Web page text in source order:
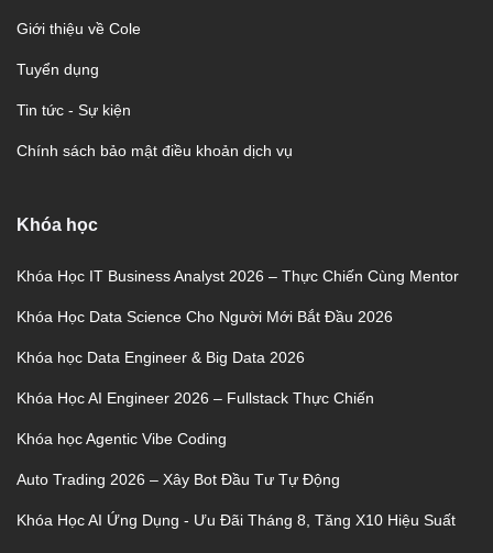
Giới thiệu về Cole
Tuyển dụng
Tin tức - Sự kiện
Chính sách bảo mật điều khoản dịch vụ
Khóa học
Khóa Học IT Business Analyst 2026 – Thực Chiến Cùng Mentor
Khóa Học Data Science Cho Người Mới Bắt Đầu 2026
Khóa học Data Engineer & Big Data 2026
Khóa Học AI Engineer 2026 – Fullstack Thực Chiến
Khóa học Agentic Vibe Coding
Auto Trading 2026 – Xây Bot Đầu Tư Tự Động
Khóa Học AI Ứng Dụng - Ưu Đãi Tháng 8, Tăng X10 Hiệu Suất